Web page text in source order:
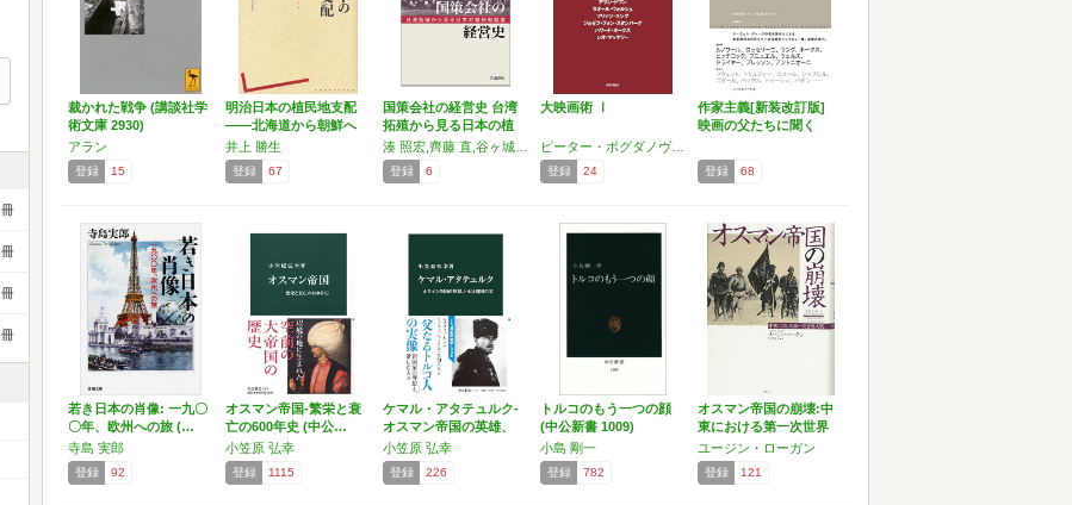
裁かれた戦争 (講談社学
術文庫 2930)
アラン
登録 15
明治日本の植民地支配
――北海道から朝鮮へ
(…
井上 勝生
登録 67
国策会社の経営史 台湾
拓殖から見る日本の植
民…
登録 6
大映画術 Ⅰ
ピーター・ボグダノヴィッチ
登録 24
作家主義[新装改訂版]
映画の父たちに聞く
登録 68
若き日本の肖像: 一九〇
〇年、欧州への旅 (…
寺島 実郎
登録 92
オスマン帝国-繁栄と衰
亡の600年史 (中公…
小笠原 弘幸
登録 1115
ケマル・アタテュルク-
オスマン帝国の英雄、
ト…
小笠原 弘幸
登録 226
トルコのもう一つの顔
(中公新書 1009)
小島 剛一
登録 782
オスマン帝国の崩壊:中
東における第一次世界
大戦
ユージン・ローガン
登録 121
冊
冊
冊
冊